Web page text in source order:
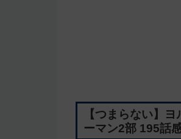
【つまらない】
ーマン2部 195話感